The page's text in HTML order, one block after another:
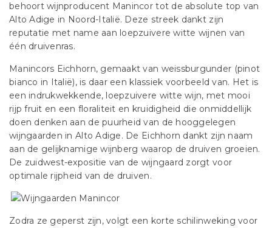
behoort wijnproducent Manincor tot de absolute top van
Alto Adige in Noord-Italië. Deze streek dankt zijn
reputatie met name aan loepzuivere witte wijnen van
één druivenras.
Manincors Eichhorn, gemaakt van weissburgunder (pinot
bianco in Italië), is daar een klassiek voorbeeld van. Het is
een indrukwekkende, loepzuivere witte wijn, met mooi
rijp fruit en een floraliteit en kruidigheid die onmiddellijk
doen denken aan de puurheid van de hooggelegen
wijngaarden in Alto Adige. De Eichhorn dankt zijn naam
aan de gelijknamige wijnberg waarop de druiven groeien.
De zuidwest-expositie van de wijngaard zorgt voor
optimale rijpheid van de druiven.
Zodra ze geperst zijn, volgt een korte schilinweking voor